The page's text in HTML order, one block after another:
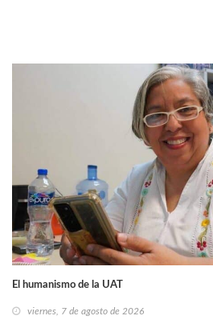
El humanismo de la UAT
viernes, 7 de agosto de 2026